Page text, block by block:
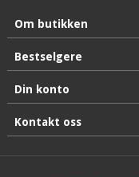
Om butikken
Bestselgere
Din konto
Kontakt oss